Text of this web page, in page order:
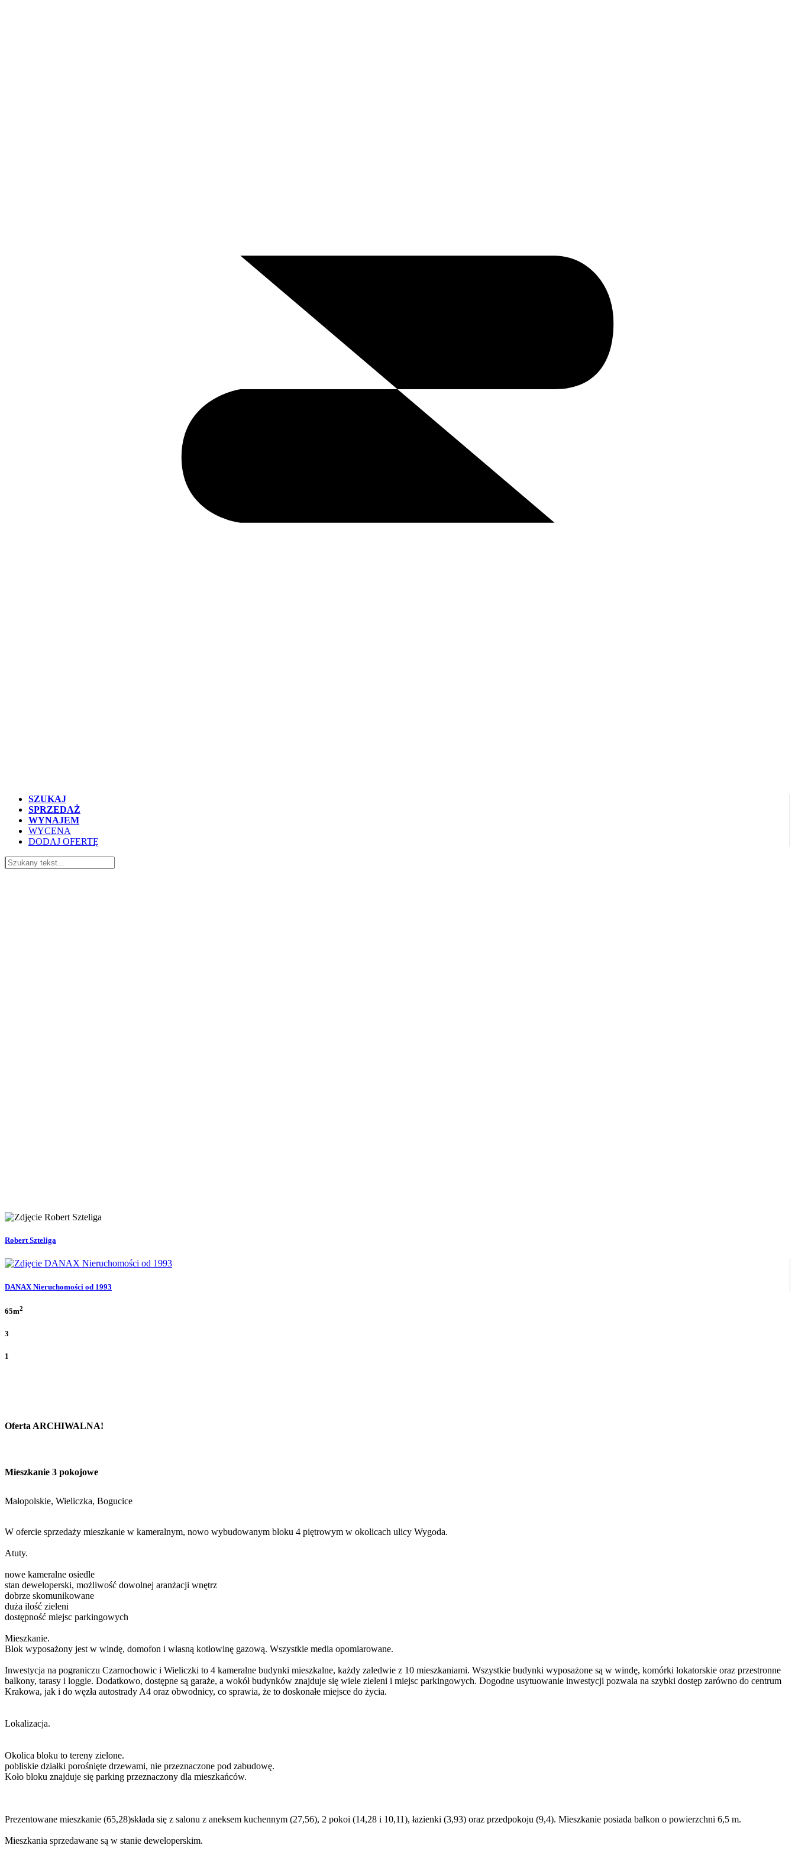
SZUKAJ
SPRZEDAŻ
WYNAJEM
WYCENA
DODAJ OFERTĘ
Robert Szteliga
DANAX Nieruchomości od 1993
65m2
3
1
Oferta ARCHIWALNA!
Mieszkanie 3 pokojowe
Małopolskie, Wieliczka, Bogucice
W ofercie sprzedaży mieszkanie w kameralnym, nowo wybudowanym bloku 4 piętrowym w okolicach ulicy Wygoda.
Atuty.
nowe kameralne osiedle
stan deweloperski, możliwość dowolnej aranżacji wnętrz
dobrze skomunikowane
duża ilość zieleni
dostępność miejsc parkingowych
Mieszkanie.
Blok wyposażony jest w windę, domofon i własną kotłowinę gazową. Wszystkie media opomiarowane.
Inwestycja na pograniczu Czarnochowic i Wieliczki to 4 kameralne budynki mieszkalne, każdy zaledwie z 10 mieszkaniami. Wszystkie budynki wyposażone są w windę, komórki lokatorskie oraz przestronne
balkony, tarasy i loggie. Dodatkowo, dostępne są garaże, a wokół budynków znajduje się wiele zieleni i miejsc parkingowych. Dogodne usytuowanie inwestycji pozwala na szybki dostęp zarówno do centrum
Krakowa, jak i do węzła autostrady A4 oraz obwodnicy, co sprawia, że to doskonałe miejsce do życia.
Lokalizacja.
Okolica bloku to tereny zielone.
pobliskie działki porośnięte drzewami, nie przeznaczone pod zabudowę.
Koło bloku znajduje się parking przeznaczony dla mieszkańców.
Prezentowane mieszkanie (65,28)składa się z salonu z aneksem kuchennym (27,56), 2 pokoi (14,28 i 10,11), łazienki (3,93) oraz przedpokoju (9,4). Mieszkanie posiada balkon o powierzchni 6,5 m.
Mieszkania sprzedawane są w stanie deweloperskim.